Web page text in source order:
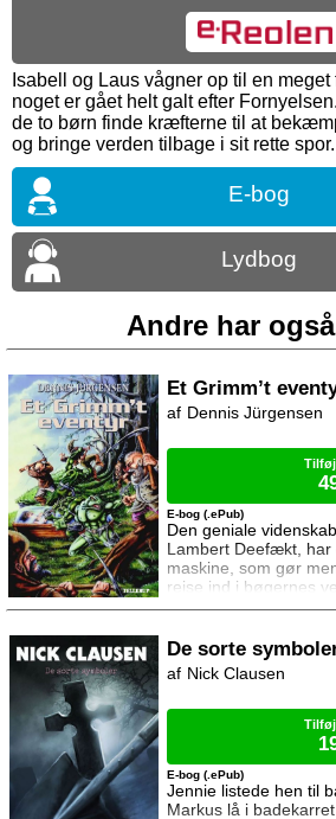
Isabell og Laus vågner op til en
noget er gået helt galt efter
de to børn finde kræfterne til at
og bringe verden tilbage i sit rette spor.
E-bog
Lydbog
Andre har
Et Grimm’t
Den geniale
Lambert Deefækt, har
maskine, som gør
rejse ind i bøgernes
Og den første
tophemmelige
sted for at undersøge
men ingen vender
E-bog (.ePub)
Dennis Jürgensen
De sorte
Jennie listede hen til
Markus lå i
E-bog (.ePub)
Nick Clausen